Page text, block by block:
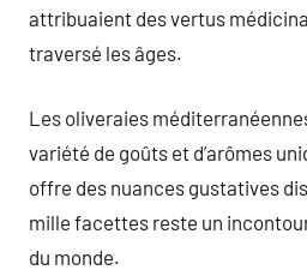
attribuaient des vertus
traversé les âges.
Les oliveraies
variété de goûts et d’arômes
offre des nuances gustatives
mille facettes reste un
du monde.